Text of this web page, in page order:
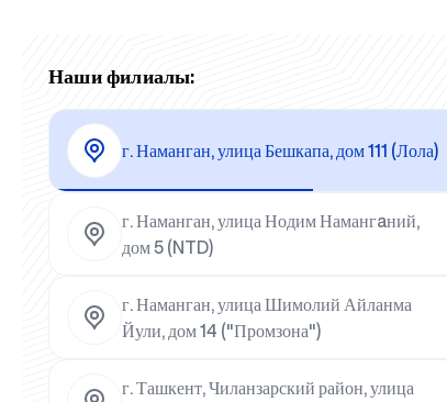
Наши филиалы:
г. Наманган, улица Бешкапа, дом 111 (Лола)
г. Наманган, улица Нодим Намангaний,
дом 5 (NTD)
г. Наманган, улица Шимолий Айланма
Йули, дом 14 ("Промзона")
г. Ташкент, Чиланзарский район, улица